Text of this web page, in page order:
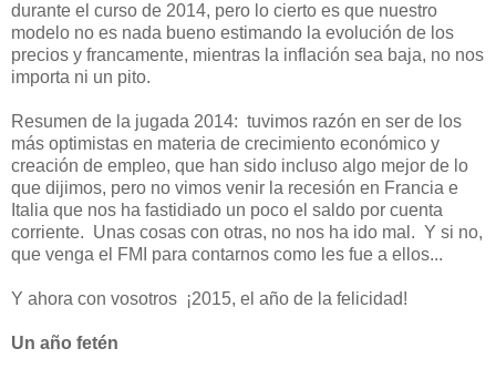
durante el curso de 2014, pero lo cierto es que nuestro
modelo no es nada bueno estimando la evolución de los
precios y francamente, mientras la inflación sea baja, no nos
importa ni un pito.
Resumen de la jugada 2014: tuvimos razón en ser de los
más optimistas en materia de crecimiento económico y
creación de empleo, que han sido incluso algo mejor de lo
que dijimos, pero no vimos venir la recesión en Francia e
Italia que nos ha fastidiado un poco el saldo por cuenta
corriente. Unas cosas con otras, no nos ha ido mal. Y si no,
que venga el FMI para contarnos como les fue a ellos...
Y ahora con vosotros ¡2015, el año de la felicidad!
Un año fetén